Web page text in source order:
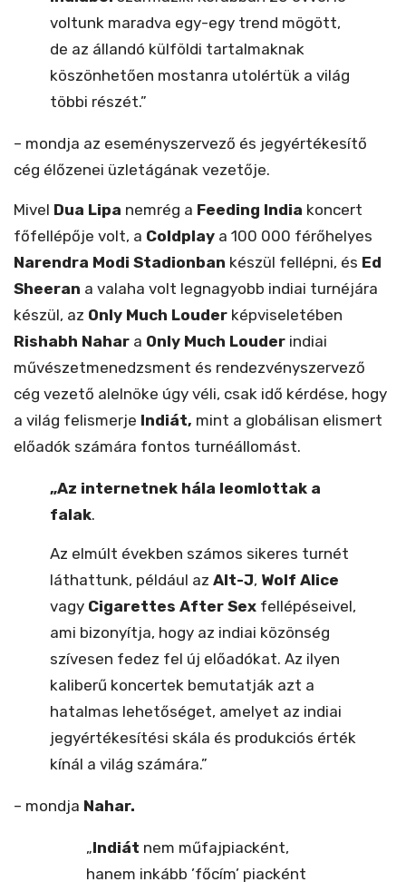
voltunk maradva egy-egy trend mögött,
de az állandó külföldi tartalmaknak
köszönhetően mostanra utolértük a világ
többi részét.”
– mondja az eseményszervező és jegyértékesítő
cég élőzenei üzletágának vezetője.
Mivel Dua Lipa nemrég a Feeding India koncert
főfellépője volt, a Coldplay a 100 000 férőhelyes
Narendra Modi Stadionban készül fellépni, és Ed
Sheeran a valaha volt legnagyobb indiai turnéjára
készül, az Only Much Louder képviseletében
Rishabh Nahar a Only Much Louder indiai
művészetmenedzsment és rendezvényszervező
cég vezető alelnöke úgy véli, csak idő kérdése, hogy
a világ felismerje Indiát, mint a globálisan elismert
előadók számára fontos turnéállomást.
„Az internetnek hála leomlottak a
falak.
Az elmúlt években számos sikeres turnét
láthattunk, például az Alt-J, Wolf Alice
vagy Cigarettes After Sex fellépéseivel,
ami bizonyítja, hogy az indiai közönség
szívesen fedez fel új előadókat. Az ilyen
kaliberű koncertek bemutatják azt a
hatalmas lehetőséget, amelyet az indiai
jegyértékesítési skála és produkciós érték
kínál a világ számára.”
– mondja Nahar.
„Indiát nem műfajpiacként,
hanem inkább ’főcím’ piacként